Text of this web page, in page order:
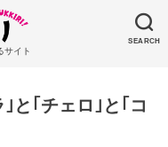
SEARCH
サイト
と｢チェロ｣と｢コ